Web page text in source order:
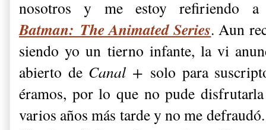
nosotros y me estoy refiriendo
Batman: The Animated Series. Aun
siendo yo un tierno infante, la vi
abierto de Canal +solo para
éramos, por lo que no pude
varios años más tarde y no me